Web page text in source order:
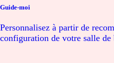
Guide-moi
Personnalisez à partir de
configuration de votre salle de